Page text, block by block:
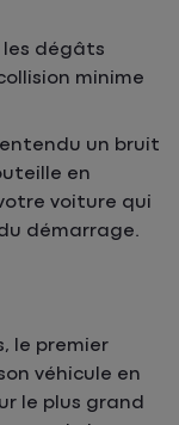
dégâts
minime
un bruit
en
voiture qui
démarrage.
le premier
véhicule en
le plus grand